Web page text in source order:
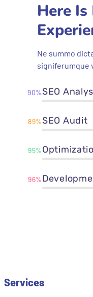
Here Is
Ne summo
signiferumque
SEO
90%
SEO Audit
89%
95%
96%
Services